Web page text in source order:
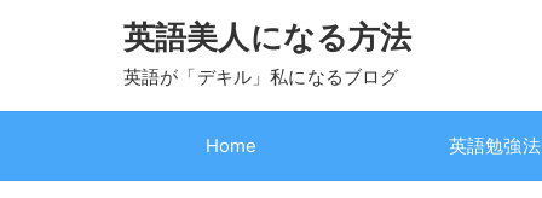
英語美人になる方法
英語が「デキル」私になるブログ
Home 英語勉強法